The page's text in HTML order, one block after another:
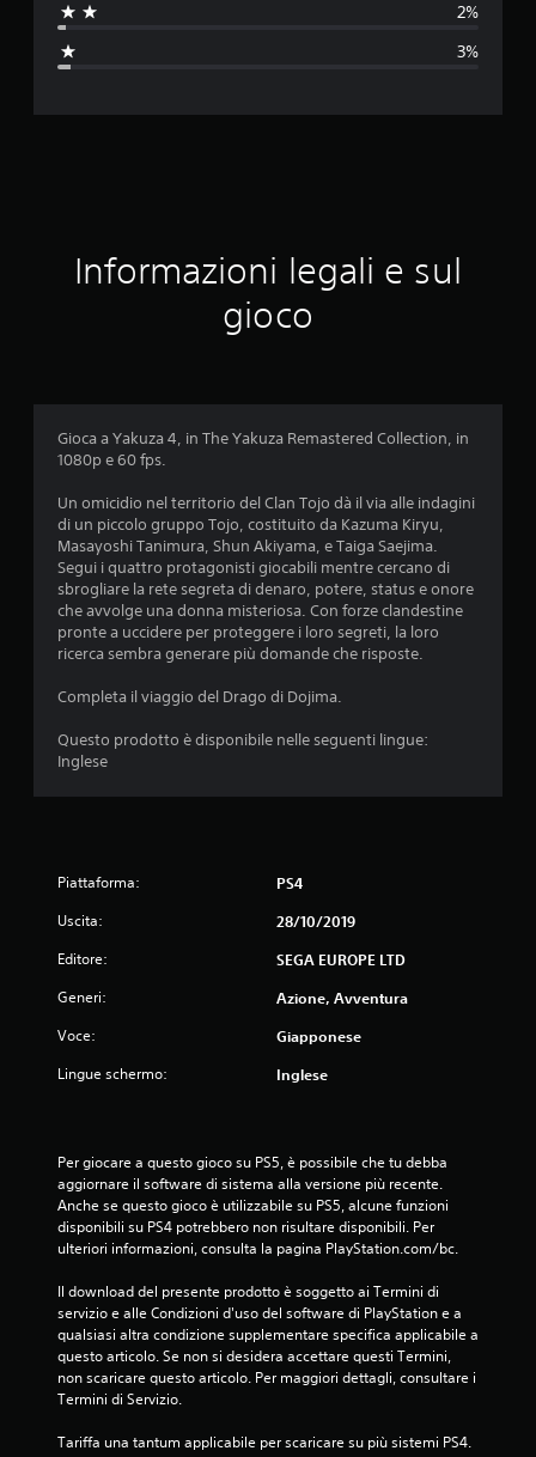
i
e
i
d
i
4
s
i
n
q
u
e
2%
3%
Informazioni legali e sul
gioco
Gioca a Yakuza 4, in The Yakuza Remastered Collection, in
1080p e 60 fps.
Un omicidio nel territorio del Clan Tojo dà il via alle indagini
di un piccolo gruppo Tojo, costituito da Kazuma Kiryu,
Masayoshi Tanimura, Shun Akiyama, e Taiga Saejima.
Segui i quattro protagonisti giocabili mentre cercano di
sbrogliare la rete segreta di denaro, potere, status e onore
che avvolge una donna misteriosa. Con forze clandestine
pronte a uccidere per proteggere i loro segreti, la loro
ricerca sembra generare più domande che risposte.
Completa il viaggio del Drago di Dojima.
Questo prodotto è disponibile nelle seguenti lingue:
Inglese
Piattaforma: PS4
Uscita: 28/10/2019
Editore: SEGA EUROPE LTD
Generi: Azione, Avventura
Voce: Giapponese
Lingue schermo: Inglese
Per giocare a questo gioco su PS5, è possibile che tu debba
aggiornare il software di sistema alla versione più recente.
Anche se questo gioco è utilizzabile su PS5, alcune funzioni
disponibili su PS4 potrebbero non risultare disponibili. Per
ulteriori informazioni, consulta la pagina PlayStation.com/bc.
Il download del presente prodotto è soggetto ai Termini di
servizio e alle Condizioni d'uso del software di PlayStation e a
qualsiasi altra condizione supplementare specifica applicabile a
questo articolo. Se non si desidera accettare questi Termini,
non scaricare questo articolo. Per maggiori dettagli, consultare i
Termini di Servizio.
Tariffa una tantum applicabile per scaricare su più sistemi PS4.